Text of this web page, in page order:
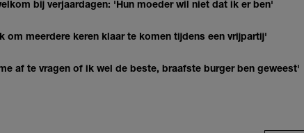
bij verjaardagen: 'Hun moeder wil niet dat ik er ben'
om meerdere keren klaar te komen tijdens een vrijpartij'
af te vragen of ik wel de beste, braafste burger ben geweest'